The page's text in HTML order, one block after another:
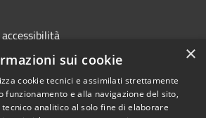
Copyright © 2026 • Comune di
×
sui cookie
cookie tecnici e assimilati strettamente
funzionamento e alla navigazione del sito,
tecnico analitico al solo fine di elaborare